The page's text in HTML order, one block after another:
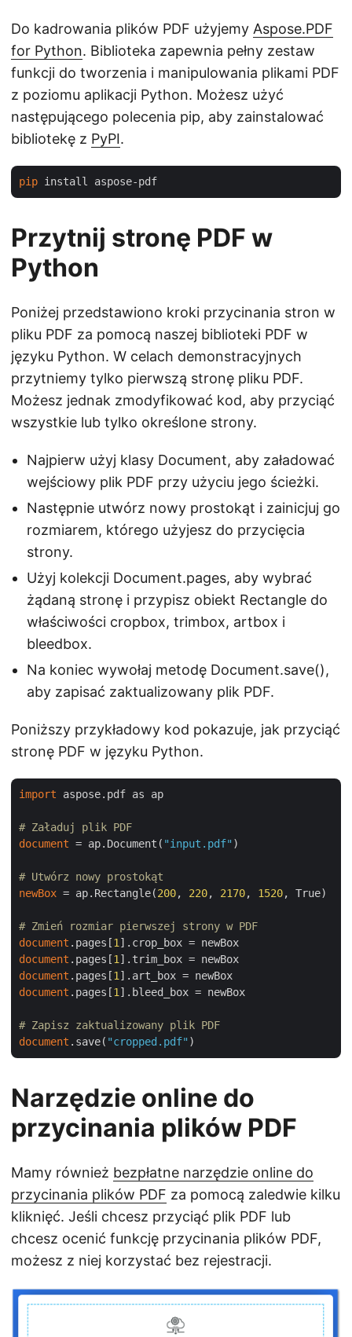
Do kadrowania plików PDF użyjemy Aspose.PDF
for Python. Biblioteka zapewnia pełny zestaw
funkcji do tworzenia i manipulowania plikami PDF
z poziomu aplikacji Python. Możesz użyć
następującego polecenia pip, aby zainstalować
bibliotekę z PyPI.
pip
Przytnij stronę PDF w
Python
Poniżej przedstawiono kroki przycinania stron w
pliku PDF za pomocą naszej biblioteki PDF w
języku Python. W celach demonstracyjnych
przytniemy tylko pierwszą stronę pliku PDF.
Możesz jednak zmodyfikować kod, aby przyciąć
wszystkie lub tylko określone strony.
Najpierw użyj klasy Document, aby załadować
wejściowy plik PDF przy użyciu jego ścieżki.
Następnie utwórz nowy prostokąt i zainicjuj go
rozmiarem, którego użyjesz do przycięcia
strony.
Użyj kolekcji Document.pages, aby wybrać
żądaną stronę i przypisz obiekt Rectangle do
właściwości cropbox, trimbox, artbox i
bleedbox.
Na koniec wywołaj metodę Document.save(),
aby zapisać zaktualizowany plik PDF.
Poniższy przykładowy kod pokazuje, jak przyciąć
stronę PDF w języku Python.
import aspose.pdf as ap
# Załaduj plik PDF
document = ap.Document( "input.pdf" )
# Utwórz nowy prostokąt
newBox = ap.Rectangle(200, 220, 2170, 1520, True)
# Zmień rozmiar pierwszej strony w PDF
document .pages[1
document .pages[1
document .pages[1
document .pages[1 ].bleed_box = newBox
# Zapisz zaktualizowany plik PDF
document .save( "cropped.pdf"
Narzędzie online do
przycinania plików PDF
Mamy również bezpłatne narzędzie online do
przycinania plików PDF za pomocą zaledwie kilku
kliknięć. Jeśli chcesz przyciąć plik PDF lub
chcesz ocenić funkcję przycinania plików PDF,
możesz z niej korzystać bez rejestracji.